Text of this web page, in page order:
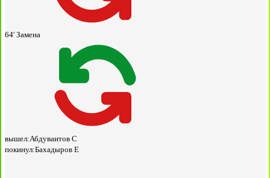
64' Замена
вышел:Абдуваитов С
покинул:Бахадыров Е